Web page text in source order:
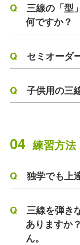
三線の「型
何ですか？
セミオーダ
子供用の三
04 練習方
独学でも上
三線を弾き
ありますか
ん。